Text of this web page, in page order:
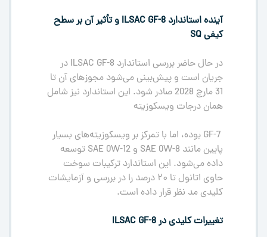
آینده استاندارد
و تأثیر آن بر سطح
کیفی
در حال حاضر بررسی استاندارد ILSAC GF-8 در
جریان است و پیش‌بینی می‌شود مجوزهای آن تا
31 مارچ 2028 صادر شود. این استاندارد نیز شامل
همان درجات ویسکوزیته
GF-7 بوده، اما با تمرکز بر ویسکوزیته‌های بسیار
پایین مانند SAE 0W-8 و SAE 0W-12 توسعه
داده می‌شود. این استاندارد ترکیبات سوخت
حاوی اتانول تا ۲۰ درصد را در بررسی و آزمایشات
کلیدی مد نظر قرار داده است.
تغییرات کلیدی در ILSAC GF-8